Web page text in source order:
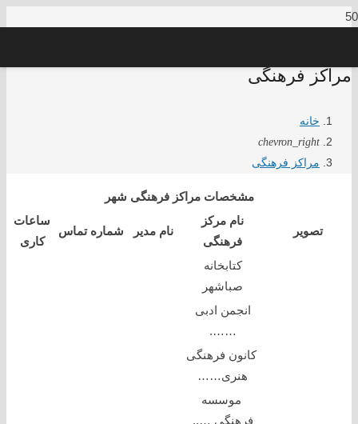
مراکز فرهنگی
خانه
chevron_right
مراکز فرهنگی
مشخصات مراکز فرهنگی شهر
تصویر
نام مرکز
فرهنگی
نام مدیر شماره تماس
ساعات
کاری
کتابخانه
صباشهر
انجمن ادبی
…….
کانون فرهنگی
هنری……
موسسه
فرهنگی …..